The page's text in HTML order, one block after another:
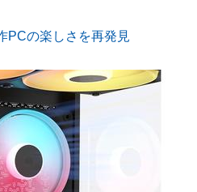
PCの楽しさを再発見